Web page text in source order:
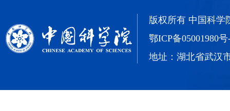
版权所有 中国科学
鄂ICP备05001980号
地址：湖北省武汉